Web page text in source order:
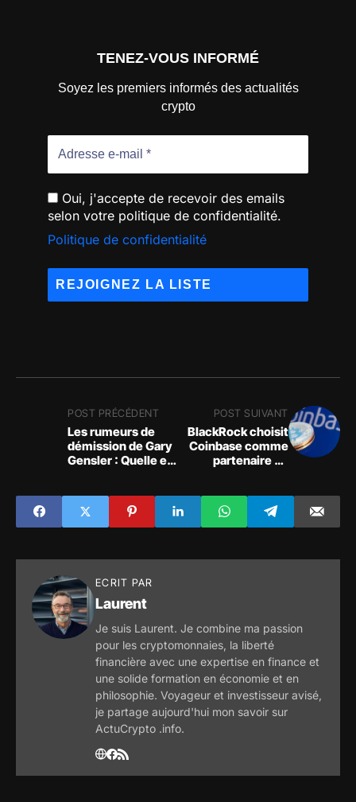
TENEZ-VOUS INFORMÉ
Soyez les premiers informés des actualités
crypto
Oui, j'accepte de recevoir des emails
selon votre politique de confidentialité.
Politique de confidentialité
POST PRÉCÉDENT
Les rumeurs de
démission de Gary
Gensler : Quelle est
POST SUIVANT
BlackRock choisit
Coinbase comme
partenaire de
Bitcoin
ECRIT PAR
Laurent
Je suis Laurent. Je combine ma passion
pour les cryptomonnaies, la liberté
financière avec une expertise en finance et
une solide formation en économie et en
philosophie. Voyageur et investisseur avisé,
je partage aujourd'hui mon savoir sur
ActuCrypto .info.